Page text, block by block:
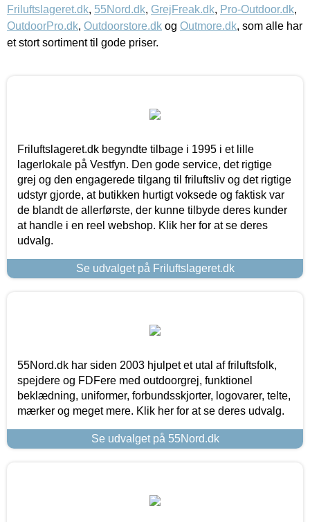
Friluftslageret.dk, 55Nord.dk, GrejFreak.dk, Pro-Outdoor.dk,
OutdoorPro.dk, Outdoorstore.dk og Outmore.dk, som alle har
et stort sortiment til gode priser.
Friluftslageret.dk begyndte tilbage i 1995 i et lille
lagerlokale på Vestfyn. Den gode service, det rigtige
grej og den engagerede tilgang til friluftsliv og det rigtige
udstyr gjorde, at butikken hurtigt voksede og faktisk var
de blandt de allerførste, der kunne tilbyde deres kunder
at handle i en reel webshop. Klik her for at se deres
udvalg.
Se udvalget på Friluftslageret.dk
55Nord.dk har siden 2003 hjulpet et utal af friluftsfolk,
spejdere og FDFere med outdoorgrej, funktionel
beklædning, uniformer, forbundsskjorter, logovarer, telte,
mærker og meget mere. Klik her for at se deres udvalg.
Se udvalget på 55Nord.dk